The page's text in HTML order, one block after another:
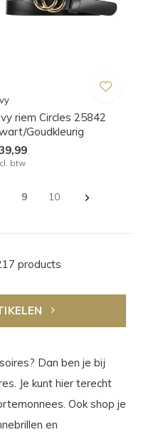
riem Circles 25842
Goudkleurig
btw
9 10
products
Dan ben je bij
Je kunt hier terecht
Ook shop je
en